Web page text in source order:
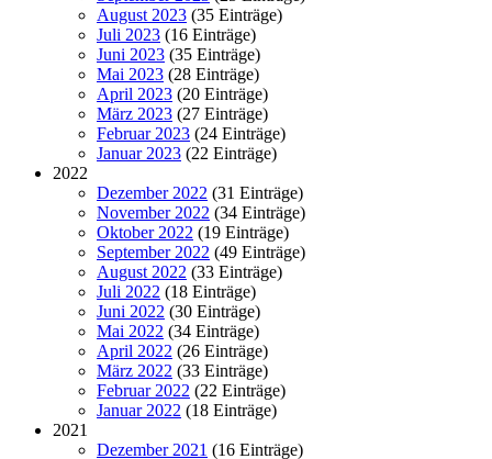
August 2023 (35 Einträge)
Juli 2023 (16 Einträge)
Juni 2023 (35 Einträge)
Mai 2023 (28 Einträge)
April 2023 (20 Einträge)
März 2023 (27 Einträge)
Februar 2023 (24 Einträge)
Januar 2023 (22 Einträge)
2022
Dezember 2022 (31 Einträge)
November 2022 (34 Einträge)
Oktober 2022 (19 Einträge)
September 2022 (49 Einträge)
August 2022 (33 Einträge)
Juli 2022 (18 Einträge)
Juni 2022 (30 Einträge)
Mai 2022 (34 Einträge)
April 2022 (26 Einträge)
März 2022 (33 Einträge)
Februar 2022 (22 Einträge)
Januar 2022 (18 Einträge)
2021
Dezember 2021 (16 Einträge)